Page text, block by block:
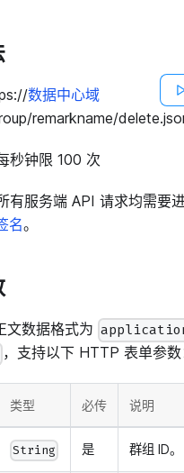
数据中心域
remarkname/
秒钟限 100 次
有服务端 API 请求均需要
名。
文数据格式为
，支持以下 HTTP 表单参数
类型 必传 说明
String 是 群组 ID。